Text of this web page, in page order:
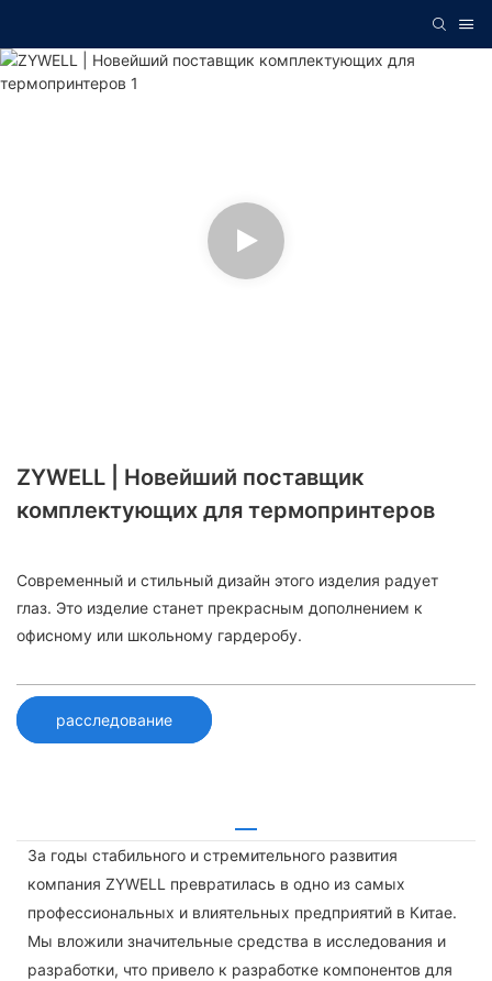
ZYWELL | Новейший поставщик
комплектующих для термопринтеров
Современный и стильный дизайн этого изделия радует
глаз. Это изделие станет прекрасным дополнением к
офисному или школьному гардеробу.
расследование
За годы стабильного и стремительного развития
компания ZYWELL превратилась в одно из самых
профессиональных и влиятельных предприятий в Китае.
Мы вложили значительные средства в исследования и
разработки, что привело к разработке компонентов для